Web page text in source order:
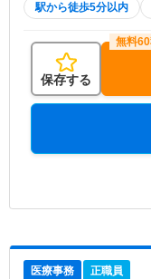
駅から徒歩5分以内
保存する
医療事務 正職員